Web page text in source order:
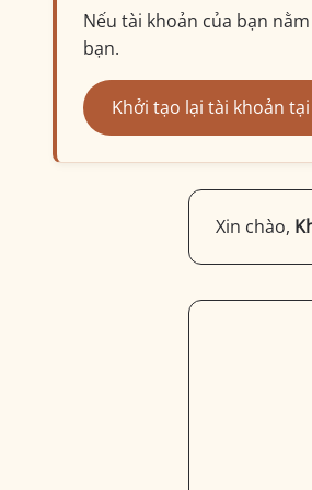
Nếu tài khoản của bạn
bạn.
Khởi tạo lại tài khoản
Xin chào,